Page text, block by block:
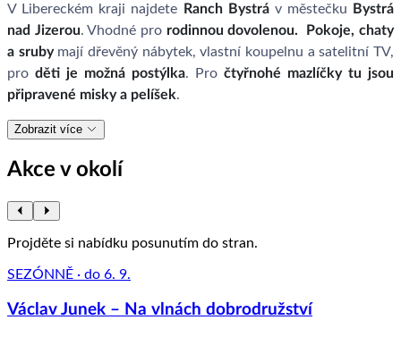
V Libereckém kraji najdete Ranch Bystráv městečku
Bystrá
nad Jizerou. Vhodné pro rodinnou dovolenou.
Pokoje, chaty
a sruby mají dřevěný nábytek, vlastní koupelnu a satelitní TV,
pro děti je možná postýlka. Pro čtyřnohé mazlíčky tu jsou
připravené misky a pelíšek.
Zobrazit více
Akce v okolí
Projděte si nabídku posunutím do stran.
SEZÓNNĚ · do 6. 9.
Václav Junek – Na vlnách dobrodružství